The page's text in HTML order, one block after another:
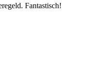
Fantastisch!